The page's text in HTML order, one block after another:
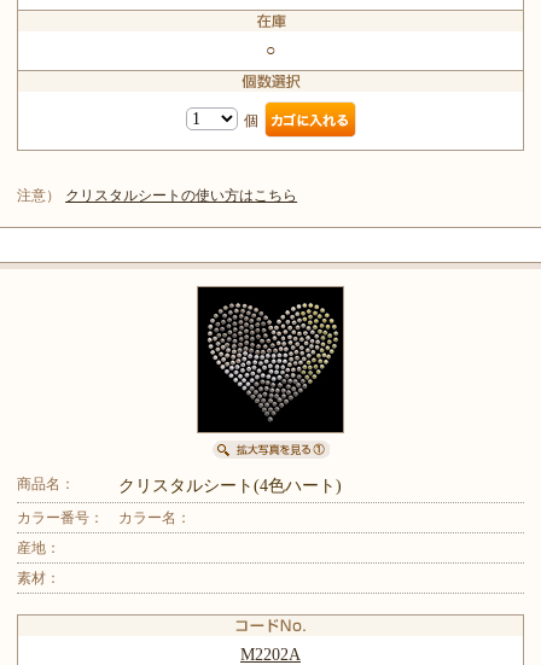
○
個
注意） クリスタルシートの使い方はこちら
商品名： クリスタルシート(4色ハート)
カラー番号：
カラー名：
産地：
素材：
M2202A